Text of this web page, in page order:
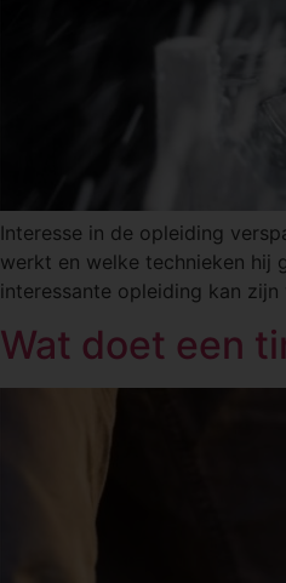
Interesse in de opleiding
werkt en welke technieken hij
interessante opleiding kan
Wat doet een